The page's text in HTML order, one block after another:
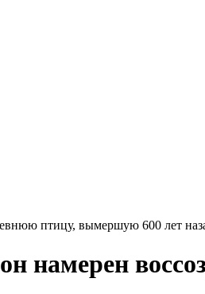
птицу, вымершую 600 лет
намерен